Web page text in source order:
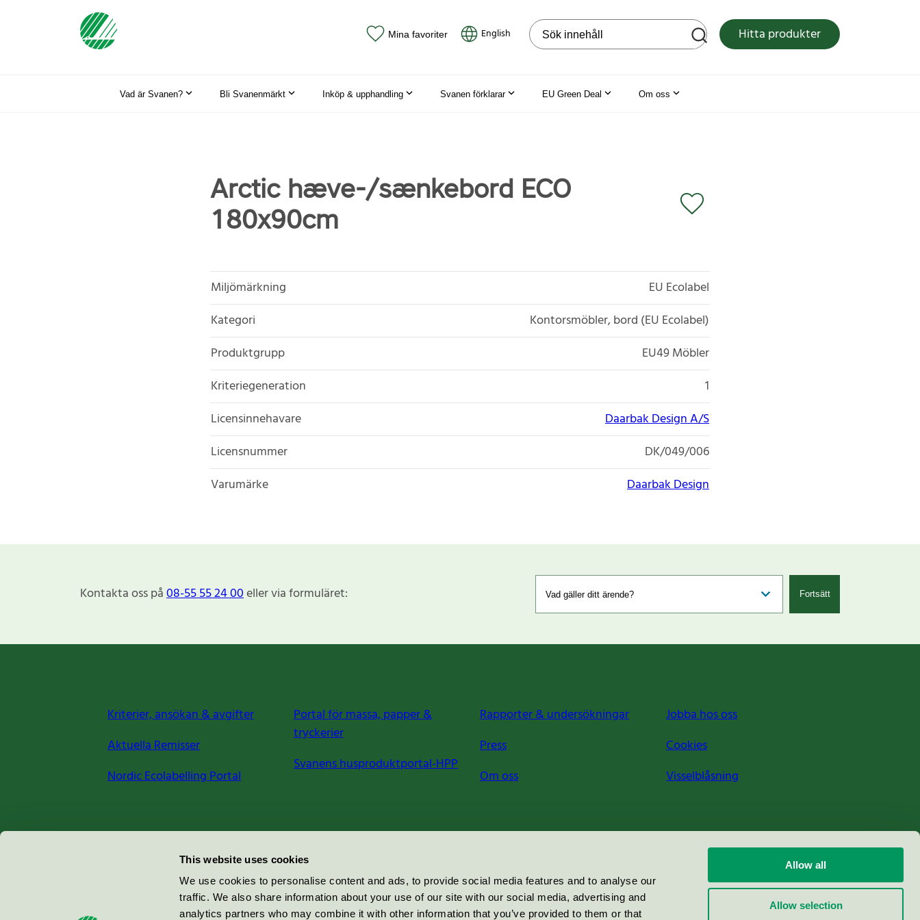
This website uses cookies
We use cookies to personalise content and ads, to provide social media features and to analyse our
traffic. We also share information about your use of our site with our social media, advertising and
analytics partners who may combine it with other information that you’ve provided to them or that
Allow all
Allow selection
Mina favoriter English Sök på webbplatsen Hitta produkter
Vad är Svanen? Bli Svanenmärkt Inköp & upphandling Svanen förklarar EU Green Deal Om oss
Arctic hæve-/sænkebord ECO
180x90cm
Miljömärkning
EU Ecolabel
Kategori
Kontorsmöbler, bord (EU Ecolabel)
Produktgrupp
EU49 Möbler
Kriteriegeneration
1
Licensinnehavare
Daarbak Design A/S
Licensnummer
DK/049/006
Varumärke
Daarbak Design
Kontakta oss på08-55 55 24 00eller via formuläret: Fortsätt
Kriterier, ansökan & avgifter
Aktuella Remisser
Nordic Ecolabelling Portal
Portal för massa, papper &
tryckerier
Svanens husproduktportal-HPP
Rapporter & undersökningar
Press
Om oss
Jobba hos oss
Cookies
Visselblåsning
Miljömärkning Sverige AB
100 64